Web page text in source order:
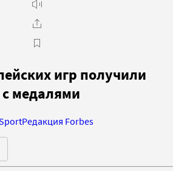
игр получили
медалями
Редакция Forbes